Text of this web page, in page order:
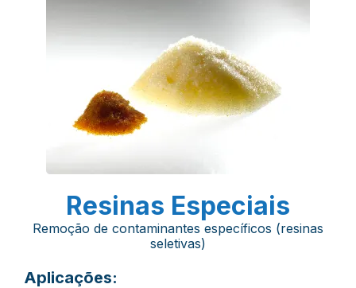
Resinas Especiais
Remoção de contaminantes específicos (resinas
seletivas)
Aplicações: